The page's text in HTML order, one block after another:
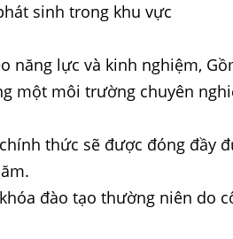
sinh trong khu vực
năng lực và kinh nghiệm,
một môi trường chuyên
thức sẽ được đóng đầy
đào tạo thường niên do